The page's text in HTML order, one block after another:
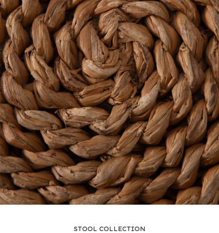
STOOL COLLECTION